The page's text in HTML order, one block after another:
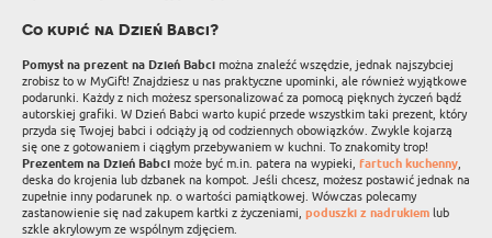
Co kupić na Dzień Babci?
Pomysł na prezent na Dzień Babci można znaleźć wszędzie, jednak najszybciej
zrobisz to w MyGift! Znajdziesz u nas praktyczne upominki, ale również wyjątkowe
podarunki. Każdy z nich możesz spersonalizować za pomocą pięknych życzeń bądź
autorskiej grafiki. W Dzień Babci warto kupić przede wszystkim taki prezent, który
przyda się Twojej babci i odciąży ją od codziennych obowiązków. Zwykle kojarzą
się one z gotowaniem i ciągłym przebywaniem w kuchni. To znakomity trop!
Prezentem na Dzień Babci może być m.in. patera na wypieki, fartuch kuchenny,
deska do krojenia lub dzbanek na kompot. Jeśli chcesz, możesz postawić jednak na
zupełnie inny podarunek np. o wartości pamiątkowej. Wówczas polecamy
zastanowienie się nad zakupem kartki z życzeniami, poduszki z nadrukiem lub
szkle akrylowym ze wspólnym zdjęciem.